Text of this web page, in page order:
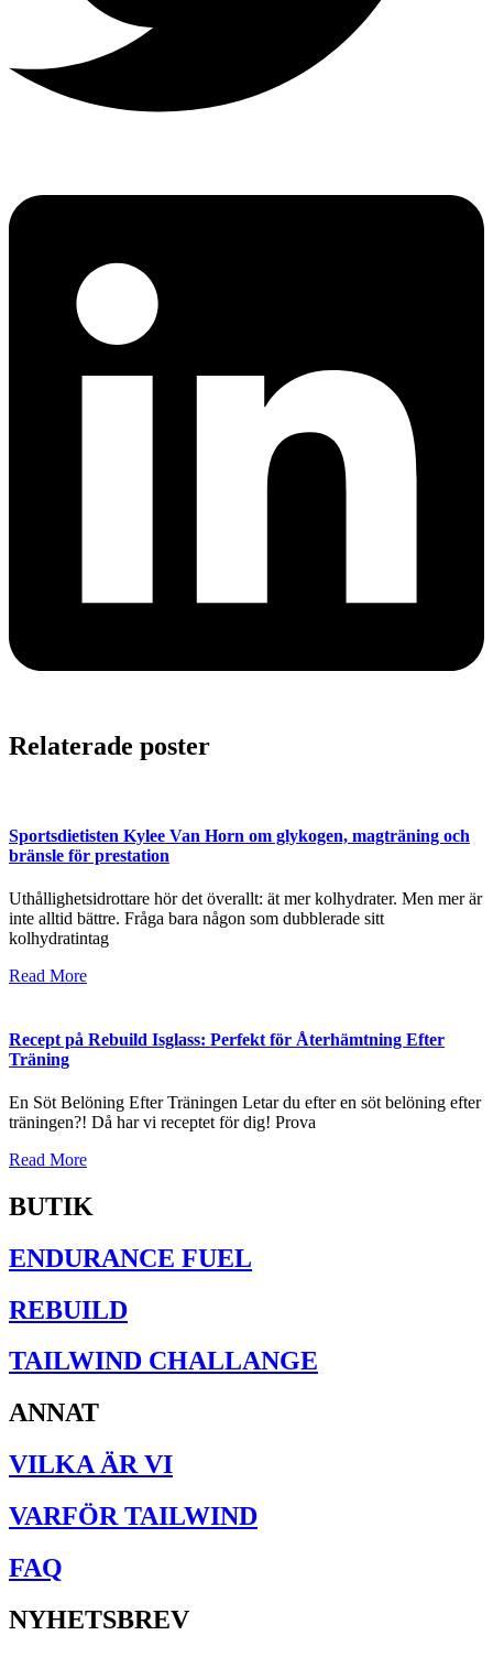
Relaterade poster
Sportsdietisten Kylee Van Horn om glykogen, magträning och
bränsle för prestation
Uthållighetsidrottare hör det överallt: ät mer kolhydrater. Men mer är
inte alltid bättre. Fråga bara någon som dubblerade sitt
kolhydratintag
Read More
Recept på Rebuild Isglass: Perfekt för Återhämtning Efter
Träning
En Söt Belöning Efter Träningen Letar du efter en söt belöning efter
träningen?! Då har vi receptet för dig! Prova
Read More
BUTIK
ENDURANCE FUEL
REBUILD
TAILWIND CHALLANGE
ANNAT
VILKA ÄR VI
VARFÖR TAILWIND
FAQ
NYHETSBREV